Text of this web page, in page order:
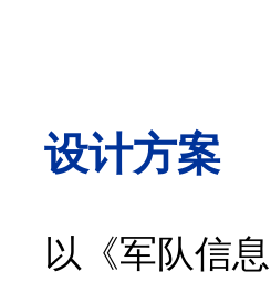
设计方案
以《军队信